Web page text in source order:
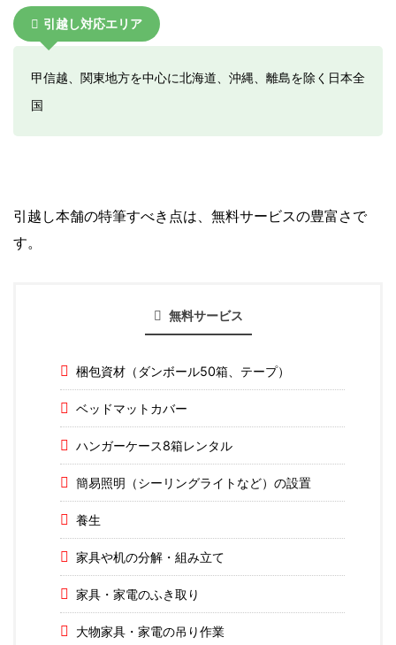
引越し対応エリア
甲信越、関東地方を中心に北海道、沖縄、離島を除く日本全
国
引越し本舗の特筆すべき点は、無料サービスの豊富さで
す。
無料サービス
梱包資材（ダンボール50箱、テープ）
ベッドマットカバー
ハンガーケース8箱レンタル
簡易照明（シーリングライトなど）の設置
養生
家具や机の分解・組み立て
家具・家電のふき取り
大物家具・家電の吊り作業